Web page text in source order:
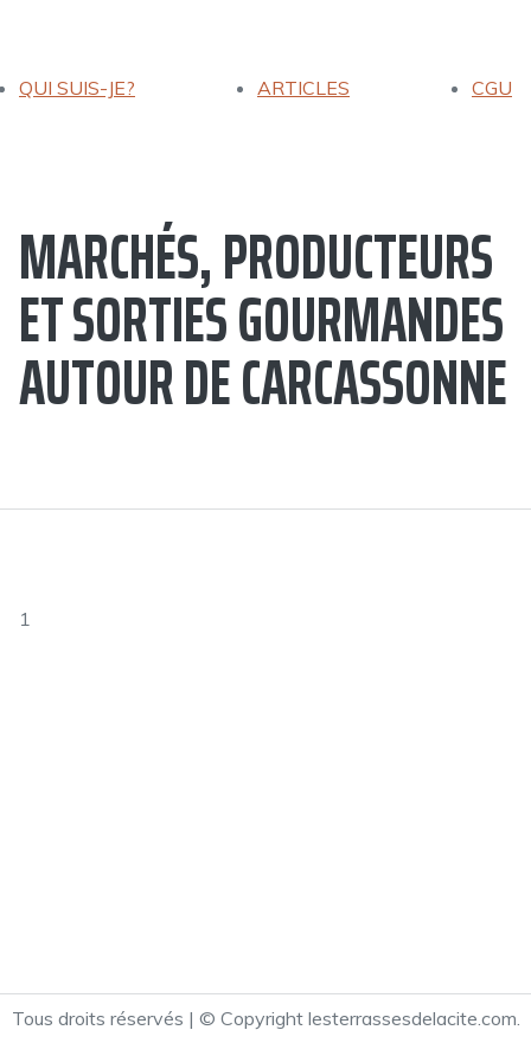
QUI SUIS-JE? ARTICLES CGU
MARCHÉS, PRODUCTEURS
ET SORTIES GOURMANDES
AUTOUR DE CARCASSONNE
1
Tous droits réservés | © Copyright lesterrassesdelacite.com.